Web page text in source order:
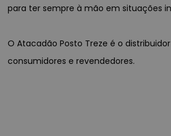
para ter sempre à mão em situações
O Atacadão Posto Treze é o
consumidores e revendedores.